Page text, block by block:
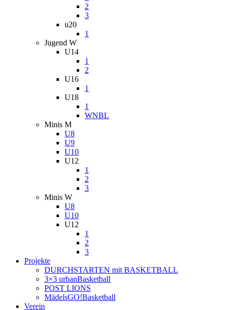
2
3
u20
1
Jugend W
U14
1
2
U16
1
U18
1
WNBL
Minis M
U8
U9
U10
U12
1
2
3
Minis W
U8
U10
U12
1
2
3
Projekte
DURCHSTARTEN mit BASKETBALL
3×3 urbanBasketball
POST LIONS
MädelsGO!Basketball
Verein